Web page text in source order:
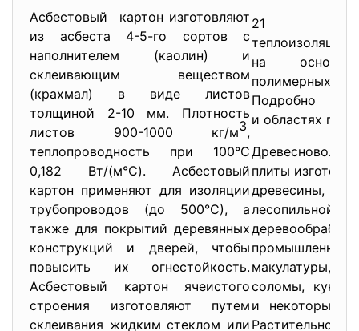
Асбестовый картон изготовляют
из асбеста 4-5-го сортов с
наполнителем (каолин) и
склеивающим веществом
(крахмал) в виде листов
толщиной 2-10 мм. Плотность
листов 900-1000 кг/м3,
теплопроводность при 100°С
0,182 Вт/(м°С). Асбестовый
картон применяют для изоляции
трубопроводов (до 500°С), а
также для покрытий деревянных
конструкций и дверей, чтобы
повысить их огнестойкость.
Асбестовый картон ячеистого
строения изготовляют путем
склеивания жидким стеклом или
21
на основе
полимерных
Подробно об
и областях
плиты
макулатуры,
соломы,
и некоторых
Растительное